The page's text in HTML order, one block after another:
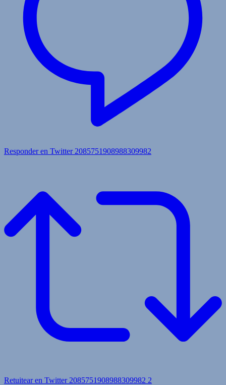
Responder en Twitter 2085751908988309982
Retuitear en Twitter 2085751908988309982 2